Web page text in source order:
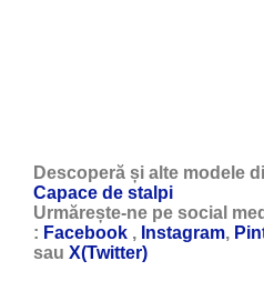
Descoperă și alte modele
Capace de stalpi
Urmărește-ne pe social
: Facebook , Instagram,
sau X(Twitter)